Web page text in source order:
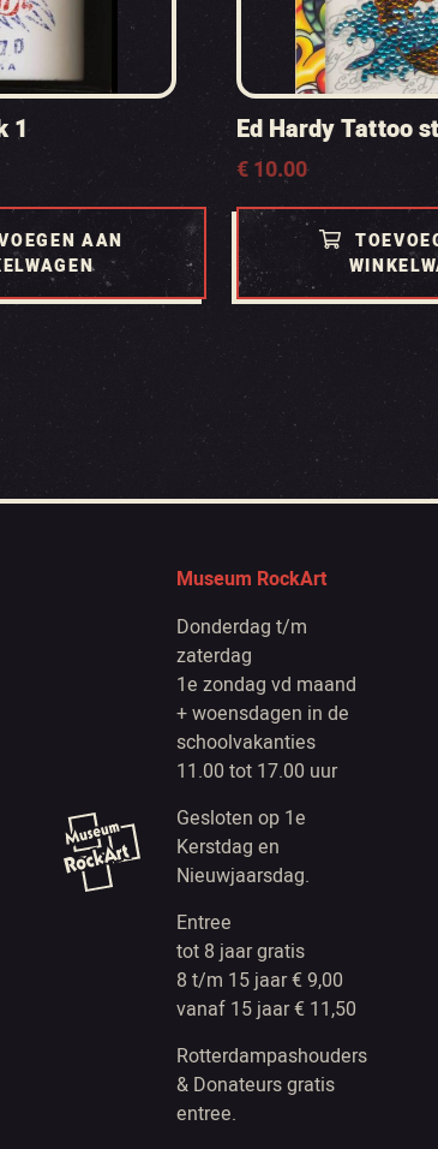
1
AAN
Ed Hardy Tattoo
€10.00
Museum RockArt
Donderdag t/m
zaterdag
1e zondag vd maand
+ woensdagen in de
schoolvakanties
11.00 tot 17.00 uur
Gesloten op 1e
Kerstdag en
Nieuwjaarsdag.
Entree
tot 8 jaar gratis
8 t/m 15 jaar € 9,00
vanaf 15 jaar € 11,50
Rotterdampashouders
& Donateurs gratis
entree.